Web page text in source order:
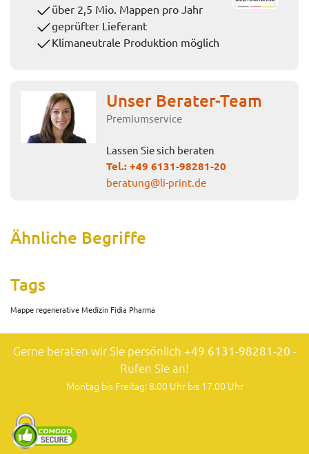
über 2,5 Mio. Mappen pro Jahr
geprüfter Lieferant
Klimaneutrale Produktion möglich
Unser Berater-Team
Premiumservice
Lassen Sie sich beraten
Tel.:+49 6131-98281-20
beratung@li-print.de
Ähnliche Begriffe
Tags
Mappe regenerative Medizin Fidia Pharma
Gerne beraten wir Sie persönlich +49 6131-98281-20 -
Rufen Sie an!
Montag bis Freitag: 8.00 Uhr bis 17.00 Uhr